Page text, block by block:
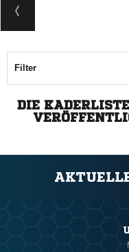
Filter
DIE